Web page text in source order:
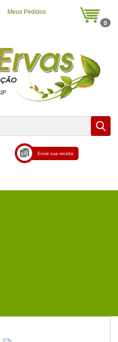
Meus Pedidos
0
Envie sua receita